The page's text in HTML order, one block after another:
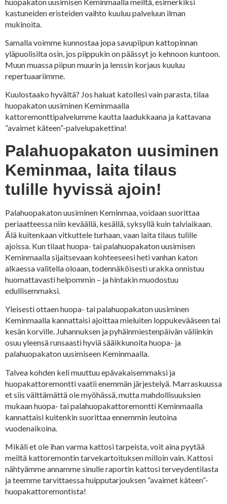
kastuneiden eristeiden vaihto kuuluu palveluun ilman
mukinoita.
Samalla voimme kunnostaa jopa savupiipun kattopinnan
yläpuolisilta osin, jos piippukin on päässyt jo kehnoon kuntoon.
Muun muassa piipun muurin ja lenssin korjaus kuuluu
repertuaariimme.
Kuulostaako hyvältä? Jos haluat katollesi vain parasta, tilaa
huopakaton uusiminen Keminmaalla
kattoremonttipalvelumme kautta laadukkaana ja kattavana
”avaimet käteen”-palvelupakettina!
Palahuopakaton uusiminen
Keminmaa, laita tilaus
tulille hyvissä ajoin!
Palahuopakaton uusiminen Keminmaa, voidaan suorittaa
periaatteessa niin keväällä, kesällä, syksyllä kuin talviaikaan.
Älä kuitenkaan vitkuttele turhaan, vaan laita tilaus tulille
ajoissa. Kun tilaat huopa- tai palahuopakaton uusimisen
Keminmaalla sijaitsevaan kohteeseesi heti vanhan katon
alkaessa valitella oloaan, todennäköisesti urakka onnistuu
huomattavasti helpommin – ja hintakin muodostuu
edullisemmaksi.
Yleisesti ottaen huopa- tai palahuopakaton uusiminen
Keminmaalla kannattaisi ajoittaa mieluiten loppukevääseen tai
kesän korville. Juhannuksen ja pyhäinmiestenpäivän väliinkin
osuu yleensä runsaasti hyviä sääikkunoita huopa- ja
palahuopakaton uusimiseen Keminmaalla.
Talvea kohden keli muuttuu epävakaisemmaksi ja
huopakattoremontti vaatii enemmän järjestelyä. Marraskuussa
et siis välttämättä ole myöhässä, mutta mahdollisuuksien
mukaan huopa- tai palahuopakattoremontti Keminmaalla
kannattaisi kuitenkin suorittaa ennemmin leutoina
vuodenaikoina.
Mikäli et ole ihan varma kattosi tarpeista, voit aina pyytää
meiltä kattoremontin tarvekartoituksen milloin vain. Kattosi
nähtyämme annamme sinulle raportin kattosi terveydentilasta
ja teemme tarvittaessa huipputarjouksen ”avaimet käteen”-
huopakattoremontista!